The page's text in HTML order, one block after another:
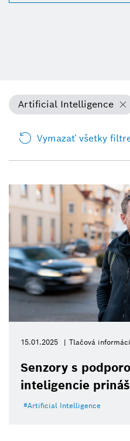
Artificial Intelligence
Vymazať všetky
15.01.2025 Tlačová
Senzory s
inteligencie
Artificial Intelligence